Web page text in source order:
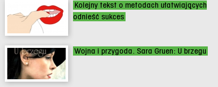
Kolejny tekst o metodach ułatwiających
odnieść sukces
Wojna i przygoda. Sara Gruen: U brzegu